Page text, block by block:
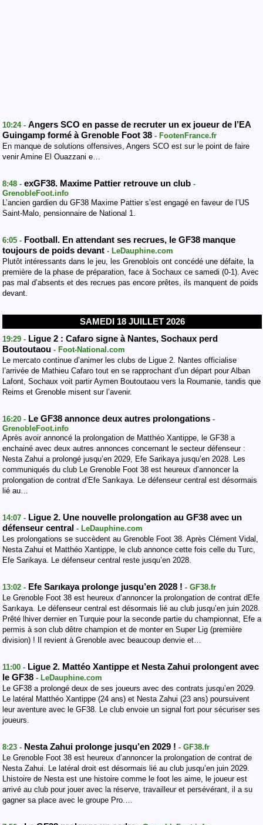
10:24 - Angers SCO en passe de recruter un ex joueur de l’EA
Guingamp formé à Grenoble Foot 38 - FootenFrance.fr
En manque de solutions offensives, Angers SCO est sur le point de faire
venir Amine El Ouazzani e…
8:48 - exGF38. Maxime Pattier retrouve un club -
GrenobleFoot.info
L’ancien gardien du GF38 Maxime Pattier s’est engagé en faveur de l’US
Saint-Malo, pensionnaire de National 1.
6:05 - Football. En attendant ses recrues, le GF38 manque
toujours de poids devant - LeDauphine.com
Plutôt intéressants dans le jeu, les Grenoblois ont concédé une défaite, la
première de la phase de préparation, face à Sochaux ce samedi (0-1). Avec
pas mal d’absents et des recrues pas encore prêtes, ils manquent de poids
devant.
SAMEDI 18 JUILLET 2026
19:29 - Ligue 2 : Cafaro signe à Nantes, Sochaux perd
Boutoutaou - Foot-National.com
Le mercato continue d’animer les clubs de Ligue 2. Nantes officialise
l’arrivée de Mathieu Cafaro tout en se rapprochant d’un départ pour Alban
Lafont, Sochaux voit partir Aymen Boutoutaou vers la Roumanie, tandis que
Reims et Grenoble misent sur l’avenir.
16:20 - Le GF38 annonce deux autres prolongations -
GrenobleFoot.info
Après avoir annoncé la prolongation de Matthéo Xantippe, le GF38 a
enchainé avec deux autres annonces concernant le secteur défenseur :
Nesta Zahui a prolongé jusqu’en 2029, Efe Sarikaya jusqu’en 2028. Les
communiqués du club Le Grenoble Foot 38 est heureux d’annoncer la
prolongation de contrat d’Efe Sarıkaya. Le défenseur central est désormais
lié au…
14:07 - Ligue 2. Une nouvelle prolongation au GF38 avec un
défenseur central - LeDauphine.com
Les prolongations se succèdent au Grenoble Foot 38. Après Clément Vidal,
Nesta Zahui et Matthéo Xantippe, le club annonce cette fois celle du Turc,
Efe Sarikaya. Le défenseur central reste jusqu’en 2028.
13:02 - Efe Sarıkaya prolonge jusqu’en 2028 ! - GF38.fr
Le Grenoble Foot 38 est heureux d’annoncer la prolongation de contrat dEfe
Sarıkaya. Le défenseur central est désormais lié au club jusqu’en juin 2028.
Prêté lhiver dernier en Turquie pour la seconde partie du championnat, Efe a
permis à son club dêtre champion et de monter en Super Lig (première
division) ! Il revient à Grenoble avec beaucoup denvie et…
11:00 - Ligue 2. Mattéo Xantippe et Nesta Zahui prolongent avec
le GF38 - LeDauphine.com
Le GF38 a prolongé deux de ses joueurs avec des contrats jusqu’en 2029.
Le latéral Matthéo Xantippe (24 ans) et Nesta Zahui (23 ans) poursuivent
leur aventure avec le GF38. Le club envoie un signal fort pour sécuriser ses
joueurs.
8:23 - Nesta Zahui prolonge jusqu’en 2029 ! - GF38.fr
Le Grenoble Foot 38 est heureux d’annoncer la prolongation de contrat de
Nesta Zahui. Le latéral droit est désormais lié au club jusqu’en juin 2029.
Lhistoire de Nesta est une histoire comme le foot les aime, le joueur est
arrivé au club pour jouer avec la réserve, travailleur et persévérant, il a su
gagner sa place avec le groupe Pro.…